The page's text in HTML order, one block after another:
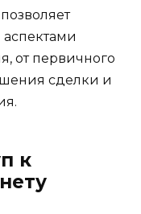
от первичного
сделки и
к